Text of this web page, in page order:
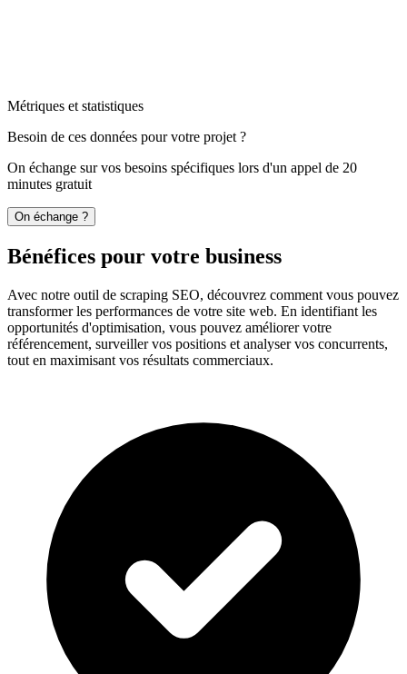
Métriques et statistiques
Besoin de ces données pour votre projet ?
On échange sur vos besoins spécifiques lors d'un appel de 20
minutes gratuit
On échange ?
Bénéfices pour votre business
Avec notre outil de scraping SEO, découvrez comment vous pouvez
transformer les performances de votre site web. En identifiant les
opportunités d'optimisation, vous pouvez améliorer votre
référencement, surveiller vos positions et analyser vos concurrents,
tout en maximisant vos résultats commerciaux.